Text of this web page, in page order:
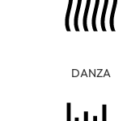
DANZA